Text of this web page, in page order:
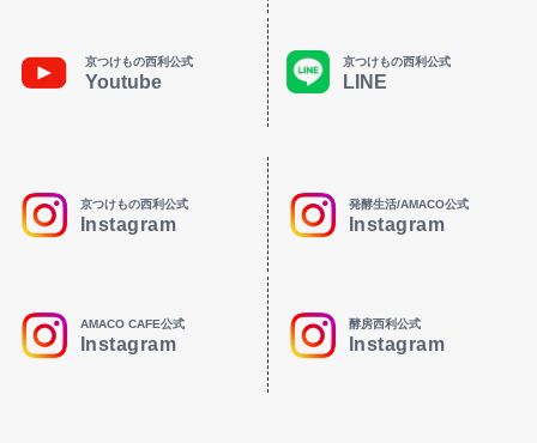
京つけもの西利公式
Youtube
京つけもの西利公式
LINE
京つけもの西利公式
Instagram
発酵生活/AMACO公式
Instagram
AMACO CAFE公式
Instagram
酵房西利公式
Instagram